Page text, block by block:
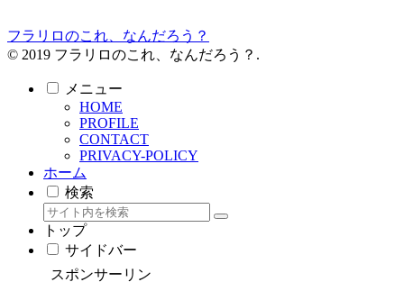
フラリロのこれ、なんだろう？
© 2019 フラリロのこれ、なんだろう？.
メニュー
HOME
PROFILE
CONTACT
PRIVACY-POLICY
ホーム
検索
トップ
サイドバー
スポンサーリン